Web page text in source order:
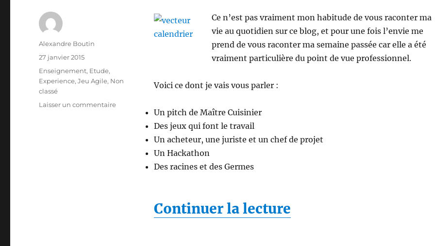
Ce n’est pas vraiment mon habitude de vous raconter ma
vie au quotidien sur ce blog, et pour une fois l’envie me
prend de vous raconter ma semaine passée car elle a été
vraiment particulière du point de vue professionnel.
Voici ce dont je vais vous parler :
Un pitch de Maître Cuisinier
Des jeux qui font le travail
Un acheteur, une juriste et un chef de projet
Un Hackathon
Des racines et des Germes
Continuer la lecturede « Une semaine
Auteur
Alexandre Boutin
Publié
27 janvier 2015
Catégories
Enseignement, Etude,
Experience,Jeu Agile, Non
classé
Laisser un commentairesur